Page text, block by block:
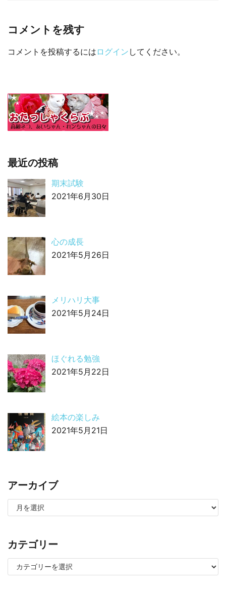
コメントを残す
コメントを投稿するには ログイン してください。
最近の投稿
期末試験
2021年6月30日
心の成長
2021年5月26日
メリハリ大事
2021年5月24日
ほぐれる勉強
2021年5月22日
絵本の楽しみ
2021年5月21日
アーカイブ
カテゴリー